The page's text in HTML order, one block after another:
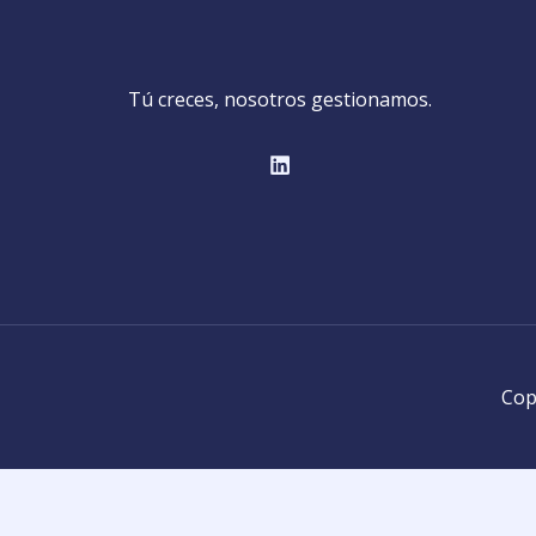
Tú creces, nosotros gestionamos.